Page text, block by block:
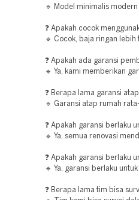
🔹 Model minimalis
❓ Apakah cocok
🔹 Cocok, baja ringan lebih
❓ Apakah ada garansi
🔹 Ya, kami memberikan
❓ Berapa lama garansi
🔹 Garansi atap rumah
❓ Apakah garansi berlaku
🔹 Ya, semua renovasi
❓ Apakah garansi berlaku
🔹 Ya, garansi berlaku
❓ Berapa lama tim bisa